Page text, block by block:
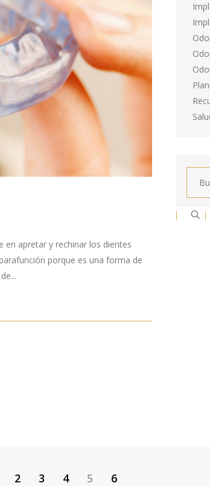
en apretar y rechinar los dientes
porque es una forma de
2 3 4 5 6